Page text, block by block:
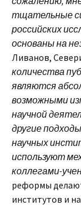
тщательные
российских
основаны на
Ливанов,
количества
являются
возможными
научной
другие
научных
используют
коллегами-
реформы
институтов и